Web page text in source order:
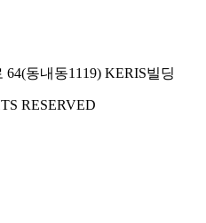
동내동1119) KERIS빌딩
RESERVED